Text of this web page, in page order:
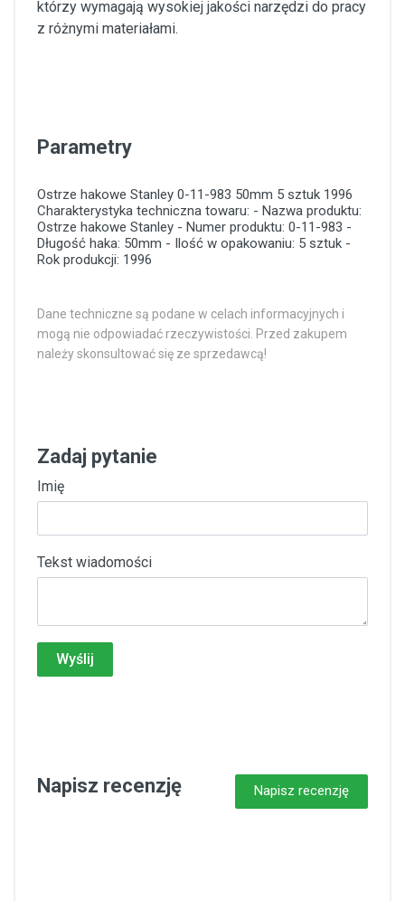
którzy wymagają wysokiej jakości narzędzi do pracy
z różnymi materiałami.
Parametry
Ostrze hakowe Stanley 0-11-983 50mm 5 sztuk 1996
Charakterystyka techniczna towaru: - Nazwa produktu:
Ostrze hakowe Stanley - Numer produktu: 0-11-983 -
Długość haka: 50mm - Ilość w opakowaniu: 5 sztuk -
Rok produkcji: 1996
Dane techniczne są podane w celach informacyjnych i
mogą nie odpowiadać rzeczywistości. Przed zakupem
należy skonsultować się ze sprzedawcą!
Zadaj pytanie
Imię
Tekst wiadomości
Wyślij
Napisz recenzję Napisz recenzję